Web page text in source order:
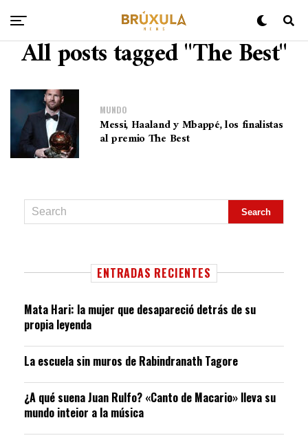
All posts tagged "The Best"
MUNDO
Messi, Haaland y Mbappé, los finalistas
al premio The Best
ENTRADAS RECIENTES
Mata Hari: la mujer que desapareció detrás de su
propia leyenda
La escuela sin muros de Rabindranath Tagore
¿A qué suena Juan Rulfo? «Canto de Macario» lleva su
mundo inteior a la música